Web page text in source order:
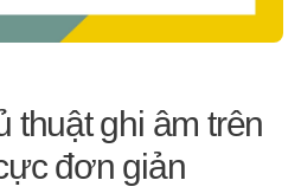
thuật ghi âm trên
đơn giản